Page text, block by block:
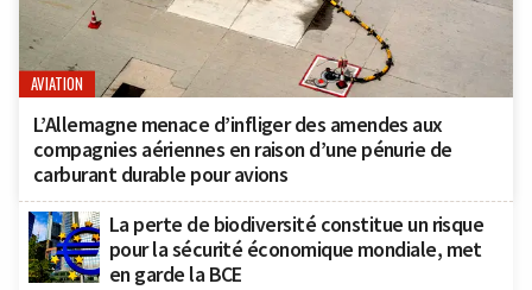
AVIATION
L’Allemagne menace d’infliger des amendes aux
compagnies aériennes en raison d’une pénurie de
carburant durable pour avions
La perte de biodiversité constitue un risque
pour la sécurité économique mondiale, met
en garde la BCE